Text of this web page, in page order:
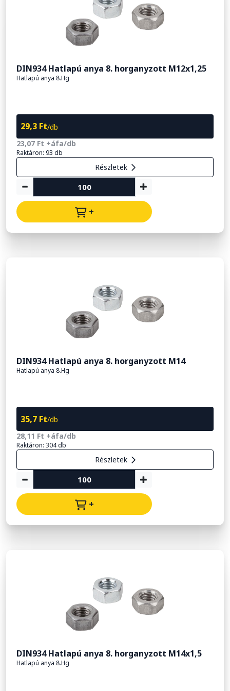
DIN934 Hatlapú anya 8. horganyzott M12x1,25
Hatlapú anya 8.Hg
29,3 Ft/db
23,07 Ft +áfa/db
Raktáron: 93 db
Részletek
+
DIN934 Hatlapú anya 8. horganyzott M14
Hatlapú anya 8.Hg
35,7 Ft/db
28,11 Ft +áfa/db
Raktáron: 304 db
Részletek
+
DIN934 Hatlapú anya 8. horganyzott M14x1,5
Hatlapú anya 8.Hg